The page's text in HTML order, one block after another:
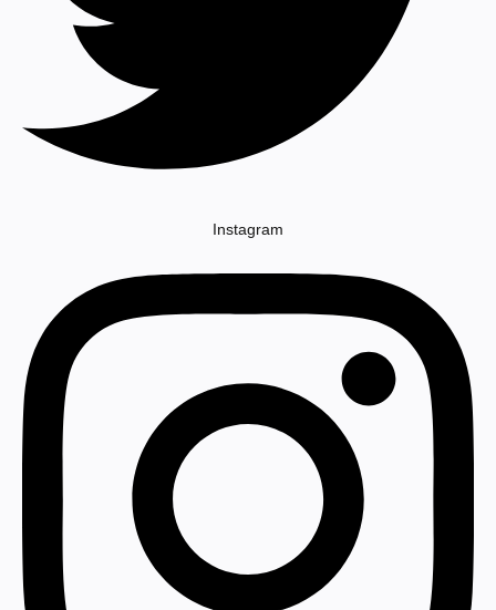
Instagram